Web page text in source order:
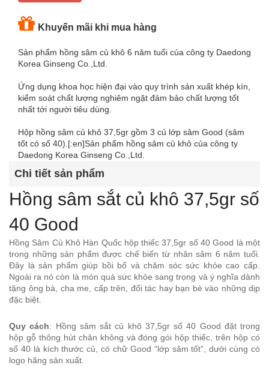
Khuyến mãi khi mua hàng
Sản phẩm hồng sâm củ khô 6 năm tuổi của công ty Daedong
Korea Ginseng Co.,Ltd.
Ứng dụng khoa học hiện đại vào quy trình sản xuất khép kín,
kiểm soát chất lượng nghiêm ngặt đảm bảo chất lượng tốt
nhất tới người tiêu dùng.
Hộp hồng sâm củ khô 37,5gr gồm 3 củ lớp sâm Good (sâm
tốt có số 40).[:en]Sản phẩm hồng sâm củ khô của công ty
Daedong Korea Ginseng Co.,Ltd.
Chi tiết sản phẩm
Hồng sâm sắt củ khô 37,5gr số
40 Good
Hồng Sâm Củ Khô Hàn Quốc hộp thiếc 37,5gr số 40 Good là một
trong những sản phẩm được chế biến từ nhân sâm 6 năm tuổi.
Đây là sản phẩm giúp bồi bổ và chăm sóc sức khỏe cao cấp.
Ngoài ra nó còn là món quà sức khỏe sang trọng và ý nghĩa dành
tặng ông bà, cha me, cấp trên, đối tác hay bạn bè vào những dịp
đặc biệt.
Quy cách: Hồng sâm sắt củ khô 37,5gr số 40 Good đặt trong
hộp gỗ thông hút chân không và đóng gói hộp thiếc, trên hộp có
số 40 là kích thước củ, có chữ Good “lớp sâm tốt”, dưới cùng có
logo hãng sản xuất.